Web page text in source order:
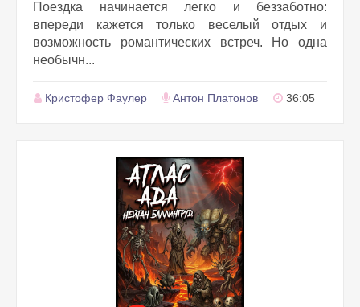
Поездка начинается легко и беззаботно:
впереди кажется только веселый отдых и
возможность романтических встреч. Но одна
необычн...
Кристофер Фаулер Антон Платонов 36:05